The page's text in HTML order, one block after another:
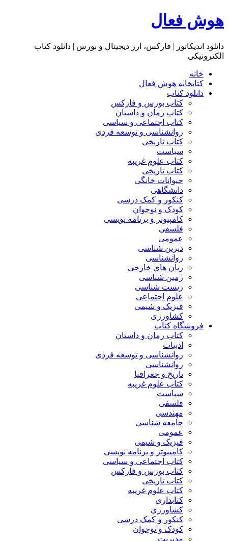
هوش فعال
دانلود اندیکاتور | فارکس، ارز دیجیتال و بورس | دانلود کتاب
الکترونیکی
خانه
کتابخانه هوش فعال
دانلود کتاب
کتاب بورس و فارکس
کتاب رمان و داستان
کتاب اجتماعی و سیاسی
روانشناسی و توسعه فردی
کتاب تاریخی
سیاست
کتاب علوم غریبه
کتاب تاریخی
حیوانات خانگی
دانشگاهی
کنکور و کمک‌ درسی
کودک و نوجوان
کامپیوتر و برنامه نویسی
فلسفی
عمومی
دیرین شناسی
روانشناسی
زبان های خارجی
زمین شناسی
زیست شناسی
علوم اجتماعی
فیزیک و شیمی
کشاورزی
فروشگاه کتاب
کتاب رمان و داستان
ادبیات
روانشناسی و توسعه فردی
روانشناسی
تاریخ و جغرافیا
کتاب علوم غریبه
سیاست
فلسفی
مهندسی
جامعه شناسی
عمومی
فیزیک و شیمی
کامپیوتر و برنامه نویسی
کتاب اجتماعی و سیاسی
کتاب بورس و فارکس
کتاب تاریخی
کتاب علوم غریبه
کتابداری
کشاورزی
کنکور و کمک‌ درسی
کودک و نوجوان
مدیریت